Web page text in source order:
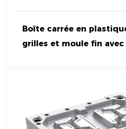
Boîte carrée en
grilles et moule fin